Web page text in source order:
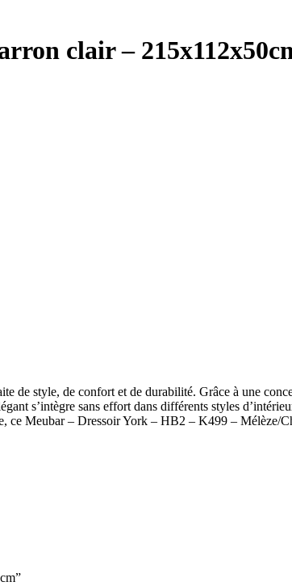
clair –
style, de confort et de durabilité. Grâce à une
s’intègre sans effort dans différents styles
ce Meubar – Dressoir York – HB2 – K499 – Mélèze/